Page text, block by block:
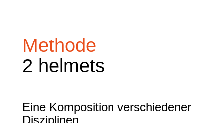
Methode
2 helmets
Eine Komposition verschiedener
Disziplinen